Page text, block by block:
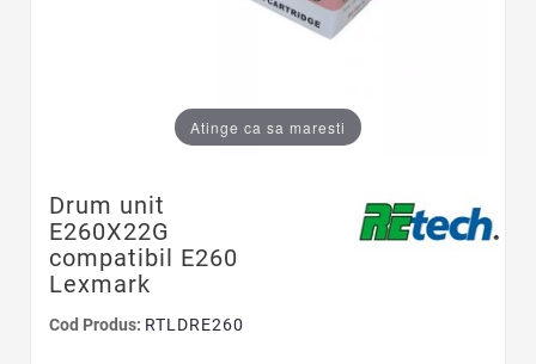
Atinge ca sa maresti
Drum unit
E260X22G
compatibil E260
Lexmark
Cod Produs: RTLDRE260